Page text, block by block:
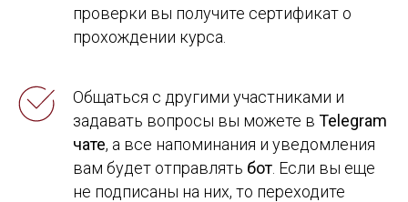
проверки вы получите сертификат о
прохождении курса.
Общаться с другими участниками и
задавать вопросы вы можете в Telegram
чате, а все напоминания и уведомления
вам будет отправлять бот . Если вы еще
не подписаны на них, то переходите